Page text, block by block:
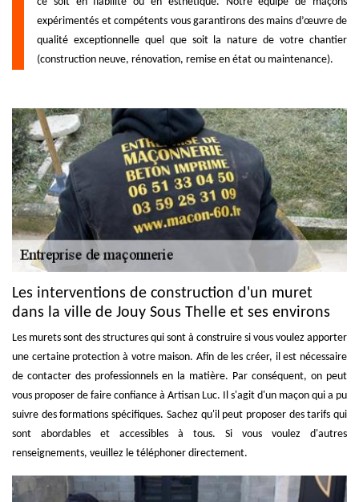
expérimentés et compétents vous garantirons des mains d’œuvre de
qualité exceptionnelle quel que soit la nature de votre chantier
(construction neuve, rénovation, remise en état ou maintenance).
Les interventions de construction d'un muret
dans la ville de Jouy Sous Thelle et ses environs
Les murets sont des structures qui sont à construire si vous voulez apporter
une certaine protection à votre maison. Afin de les créer, il est nécessaire
de contacter des professionnels en la matière. Par conséquent, on peut
vous proposer de faire confiance à Artisan Luc. Il s'agit d'un maçon qui a pu
suivre des formations spécifiques. Sachez qu'il peut proposer des tarifs qui
sont abordables et accessibles à tous. Si vous voulez d'autres
renseignements, veuillez le téléphoner directement.